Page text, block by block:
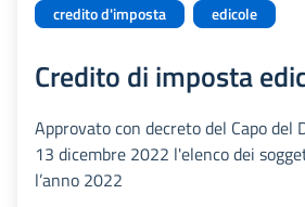
credito d'imposta edicole
Credito di imposta
Approvato con decreto del Capo del
13 dicembre 2022 l'elenco dei
l’anno 2022